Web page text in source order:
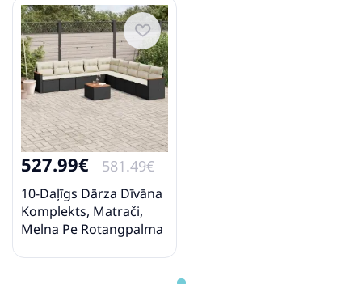
527.99€ 581.49€
10-Daļīgs Dārza Dīvāna
Komplekts, Matrači,
Melna Pe Rotangpalma